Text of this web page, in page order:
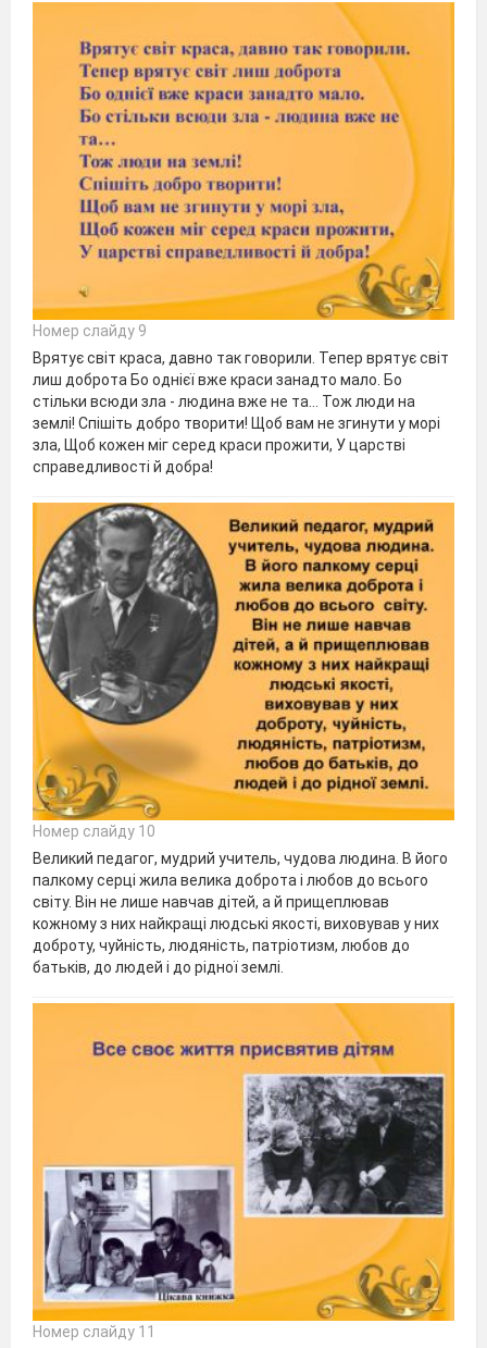
Номер слайду 9
Врятує світ краса, давно так говорили. Тепер врятує світ
лиш доброта Бо однієї вже краси занадто мало. Бо
стільки всюди зла - людина вже не та… Тож люди на
землі! Спішіть добро творити! Щоб вам не згинути у морі
зла, Щоб кожен міг серед краси прожити, У царстві
справедливості й добра!
Номер слайду 10
Великий педагог, мудрий учитель, чудова людина. В його
палкому серці жила велика доброта і любов до всього
світу. Він не лише навчав дітей, а й прищеплював
кожному з них найкращі людські якості, виховував у них
доброту, чуйність, людяність, патріотизм, любов до
батьків, до людей і до рідної землі.
Номер слайду 11